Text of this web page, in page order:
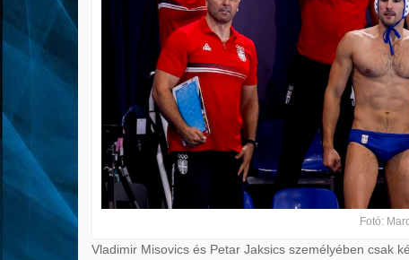
Fotó:
Vladimir Misovics és Petar Jaksics személyében csak